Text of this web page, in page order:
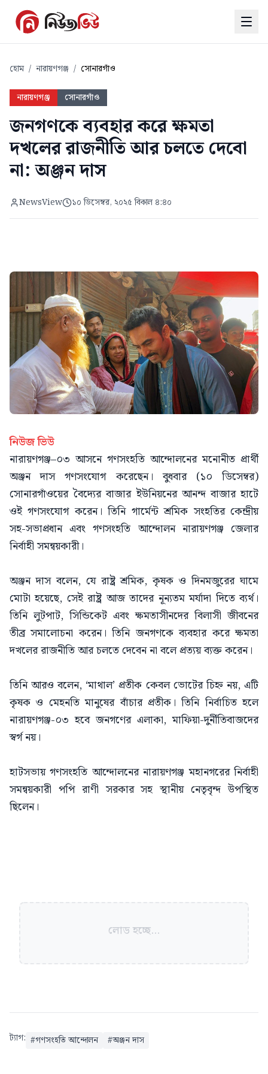
হোম / নারায়ণগঞ্জ / সোনারগাঁও
নারায়ণগঞ্জ সোনারগাঁও
জনগণকে ব্যবহার করে ক্ষমতা
দখলের রাজনীতি আর চলতে দেবো
না: অঞ্জন দাস
NewsView ১০ ডিসেম্বর, ২০২৫ বিকাল ৪:৪০
নিউজ ভিউ
নারায়ণগঞ্জ–০৩ আসনে গণসংহতি আন্দোলনের মনোনীত প্রার্থী
অঞ্জন দাস গণসংযোগ করেছেন। বুধবার (১০ ডিসেম্বর)
সোনারগাঁওয়ের বৈদ্যের বাজার ইউনিয়নের আনন্দ বাজার হাটে
ওই গণসংযোগ করেন। তিনি গার্মেন্ট শ্রমিক সংহতির কেন্দ্রীয়
সহ-সভাপ্রধান এবং গণসংহতি আন্দোলন নারায়ণগঞ্জ জেলার
নির্বাহী সমন্বয়কারী।
অঞ্জন দাস বলেন, যে রাষ্ট্র শ্রমিক, কৃষক ও দিনমজুরের ঘামে
মোটা হয়েছে, সেই রাষ্ট্র আজ তাদের নূন্যতম মর্যাদা দিতে ব্যর্থ।
তিনি লুটপাট, সিন্ডিকেট এবং ক্ষমতাসীনদের বিলাসী জীবনের
তীব্র সমালোচনা করেন। তিনি জনগণকে ব্যবহার করে ক্ষমতা
দখলের রাজনীতি আর চলতে দেবেন না বলে প্রত্যয় ব্যক্ত করেন।
তিনি আরও বলেন, ‘মাথাল’ প্রতীক কেবল ভোটের চিহ্ন নয়, এটি
কৃষক ও মেহনতি মানুষের বাঁচার প্রতীক। তিনি নির্বাচিত হলে
নারায়ণগঞ্জ-০৩ হবে জনগণের এলাকা, মাফিয়া-দুর্নীতিবাজদের
স্বর্গ নয়।
হাটসভায় গণসংহতি আন্দোলনের নারায়ণগঞ্জ মহানগরের নির্বাহী
সমন্বয়কারী পপি রাণী সরকার সহ স্থানীয় নেতৃবৃন্দ উপস্থিত
ছিলেন।
লোড হচ্ছে...
ট্যাগ: #গণসংহতি আন্দোলন #অঞ্জন দাস